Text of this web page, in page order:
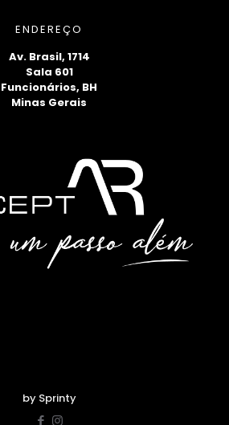
ENDEREÇO
Av. Brasil, 1714
Sala 601
Funcionários, BH
Minas Gerais
by Sprinty